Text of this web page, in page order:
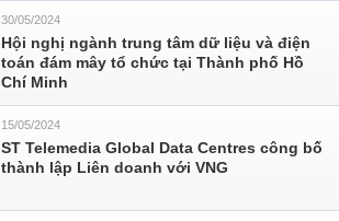
30/05/2024
Hội nghị ngành trung tâm dữ liệu và điện
toán đám mây tổ chức tại Thành phố Hồ
Chí Minh
15/05/2024
ST Telemedia Global Data Centres công bố
thành lập Liên doanh với VNG